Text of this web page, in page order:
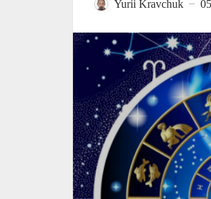
Yurii Kravchuk —